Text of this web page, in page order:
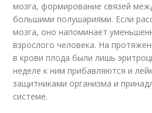
мозга, формирование связей
большими полушариями. Если
мозга, оно напоминает
взрослого человека. На
в крови плода были лишь
неделе к ним прибавляются и
защитниками организма и
системе.